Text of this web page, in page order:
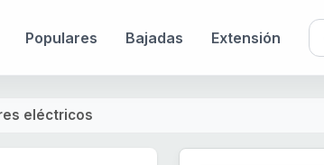
Populares Bajadas Extensión
eléctricos